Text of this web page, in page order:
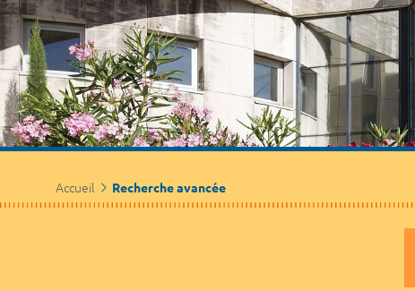
Accueil Recherche avancée